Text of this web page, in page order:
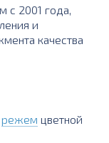
с 2001 года,
и
качества
режем цветной